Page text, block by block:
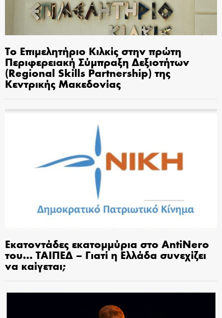
Το Επιμελητήριο Κιλκίς στην πρώτη
Περιφερειακή Σύμπραξη Δεξιοτήτων
(Regional Skills Partnership) της
Κεντρικής Μακεδονίας
Εκατοντάδες εκατομμύρια στο AntiNero
του… ΤΑΙΠΕΔ – Γιατί η Ελλάδα συνεχίζει
να καίγεται;